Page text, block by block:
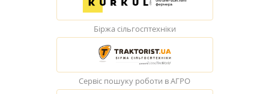
Біржа сільгосптехніки
Сервіс пошуку роботи в АГРО